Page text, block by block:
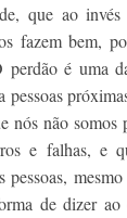
que ao invés
fazem bem,
é uma
pessoas
nós não somos
e falhas, e
de dizer